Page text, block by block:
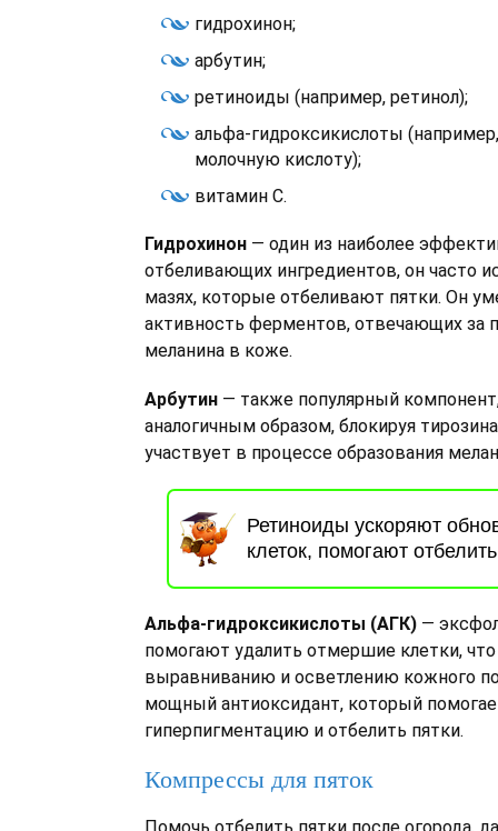
гидрохинон;
арбутин;
ретиноиды (например, ретинол);
альфа-гидроксикислоты
молочную кислоту);
витамин C.
Гидрохинон — один из наиболее
отбеливающих ингредиентов, он часто
мазях, которые отбеливают пятки. Он
активность ферментов, отвечающих за
меланина в коже.
Арбутин — также популярный
аналогичным образом, блокируя
участвует в процессе образования
Ретиноиды ускоряют
клеток, помогают
Альфа-гидроксикислоты (АГК) —
помогают удалить отмершие клетки,
выравниванию и осветлению кожного
мощный антиоксидант, который
гиперпигментацию и отбелить пятки.
Компрессы для пяток